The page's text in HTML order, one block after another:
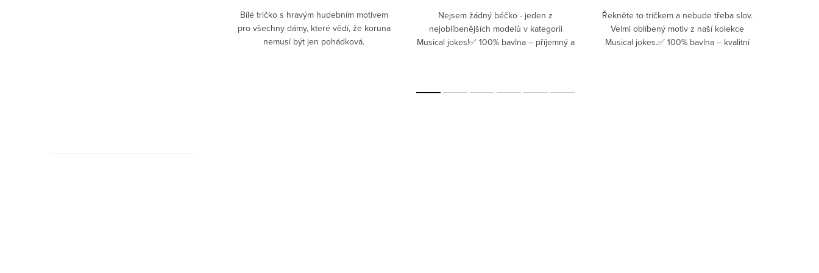
Bílé tričko s hravým hudebním motivem
pro všechny dámy, které vědí, že koruna
nemusí být jen pohádková.
Nejsem žádný béčko - jeden z
nejoblíbenějších modelů v kategorii
Musical jokes!✅ 100% bavlna – příjemný a
Řekněte to tričkem a nebude třeba slov.
Velmi oblíbený motiv z naší kolekce
Musical jokes.✅ 100% bavlna – kvalitní